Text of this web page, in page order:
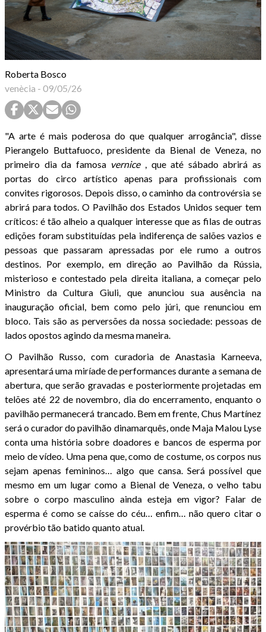
Roberta Bosco
venècia - 09/05/26
"A arte é mais poderosa do que qualquer arrogância", disse
Pierangelo Buttafuoco, presidente da Bienal de Veneza, no
primeiro dia da famosa vernice, que até sábado abrirá as
portas do circo artístico apenas para profissionais com
convites rigorosos. Depois disso, o caminho da controvérsia se
abrirá para todos. O Pavilhão dos Estados Unidos sequer tem
críticos: é tão alheio a qualquer interesse que as filas de outras
edições foram substituídas pela indiferença de salões vazios e
pessoas que passaram apressadas por ele rumo a outros
destinos. Por exemplo, em direção ao Pavilhão da Rússia,
misterioso e contestado pela direita italiana, a começar pelo
Ministro da Cultura Giuli, que anunciou sua ausência na
inauguração oficial, bem como pelo júri, que renunciou em
bloco. Tais são as perversões da nossa sociedade: pessoas de
lados opostos agindo da mesma maneira.
O Pavilhão Russo, com curadoria de Anastasia Karneeva,
apresentará uma miríade de performances durante a semana de
abertura, que serão gravadas e posteriormente projetadas em
telões até 22 de novembro, dia do encerramento, enquanto o
pavilhão permanecerá trancado. Bem em frente, Chus Martínez
será o curador do pavilhão dinamarquês, onde Maja Malou Lyse
conta uma história sobre doadores e bancos de esperma por
meio de vídeo. Uma pena que, como de costume, os corpos nus
sejam apenas femininos… algo que cansa. Será possível que
mesmo em um lugar como a Bienal de Veneza, o velho tabu
sobre o corpo masculino ainda esteja em vigor? Falar de
esperma é como se caísse do céu… enfim… não quero citar o
provérbio tão batido quanto atual.